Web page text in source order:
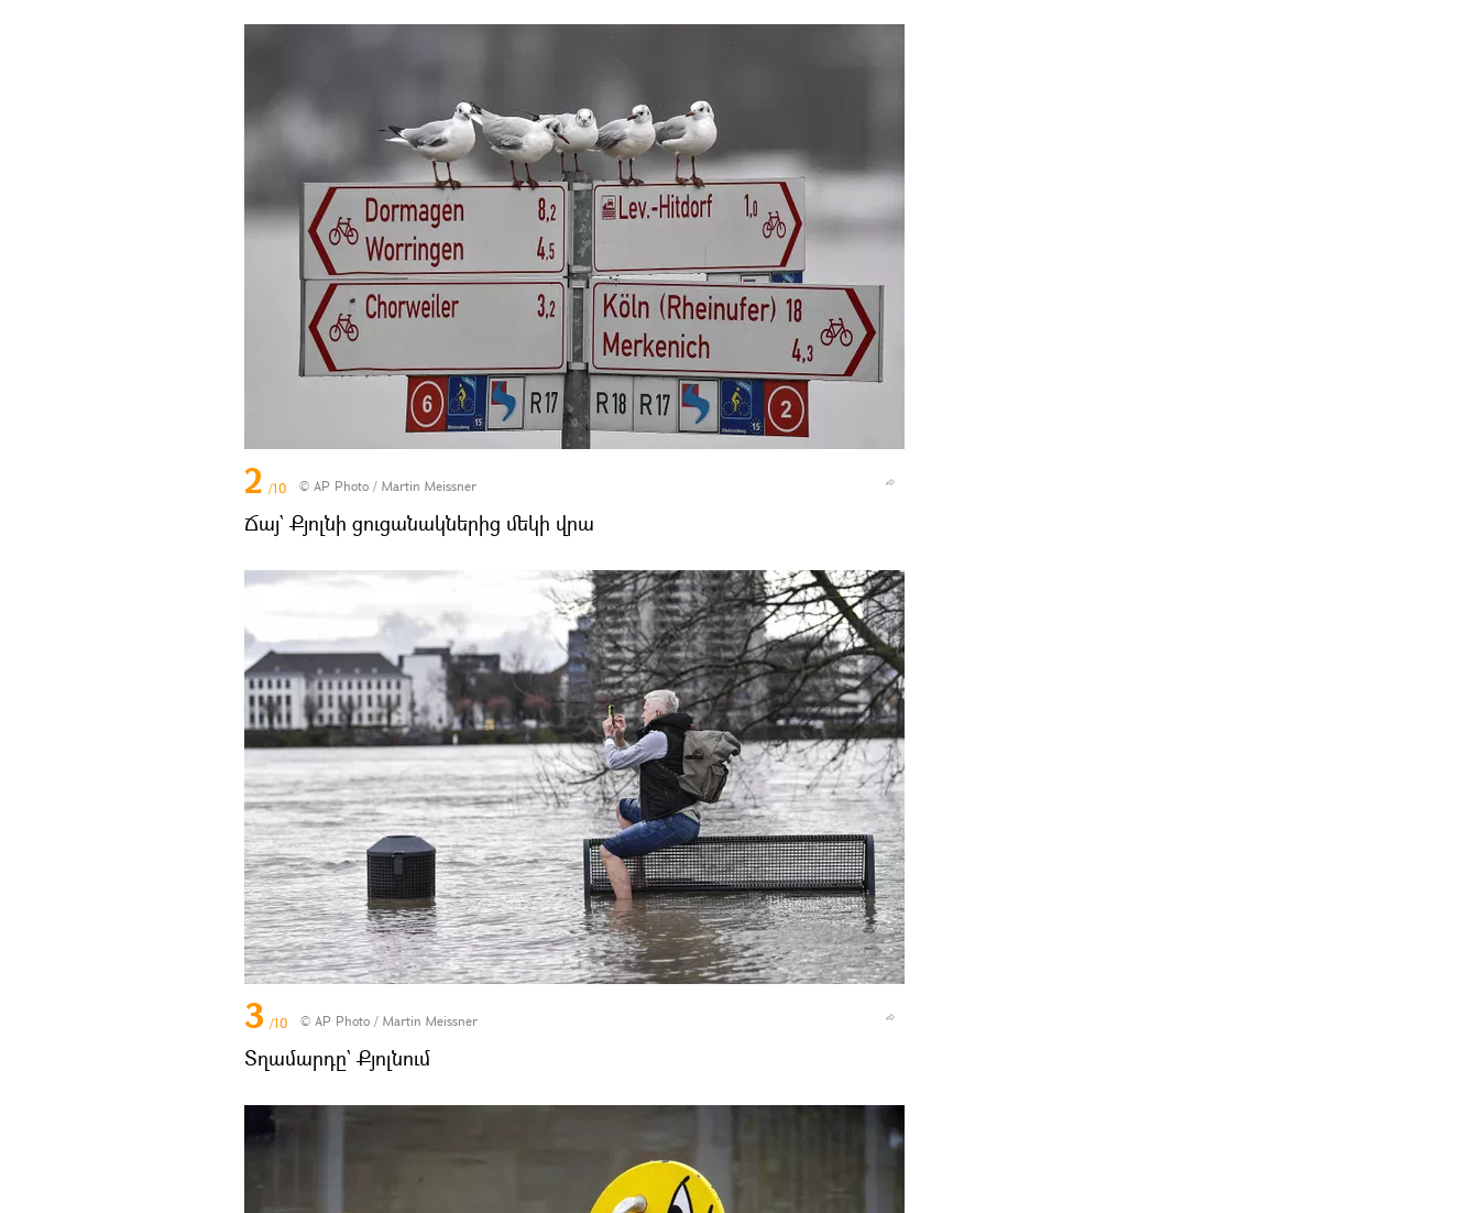
2 /10 © AP Photo / Martin Meissner
Ճայ` Քյոլնի ցուցանակներից մեկի վրա
3 /10 © AP Photo / Martin Meissner
Տղամարդը` Քյոլնում